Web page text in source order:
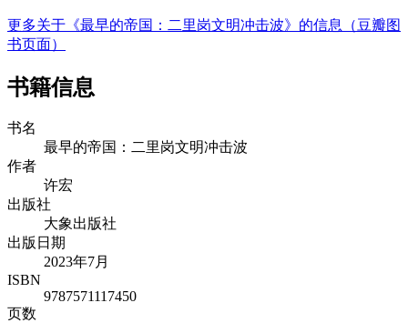
更多关于《最早的帝国：二里岗文明冲击波》的信息（豆瓣图
书页面）
书籍信息
书名
最早的帝国：二里岗文明冲击波
作者
许宏
出版社
大象出版社
出版日期
2023年7月
ISBN
9787571117450
页数